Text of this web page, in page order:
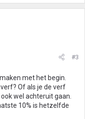
#3
met het begin.
Of als je de verf
wel achteruit gaan.
10% is hetzelfde